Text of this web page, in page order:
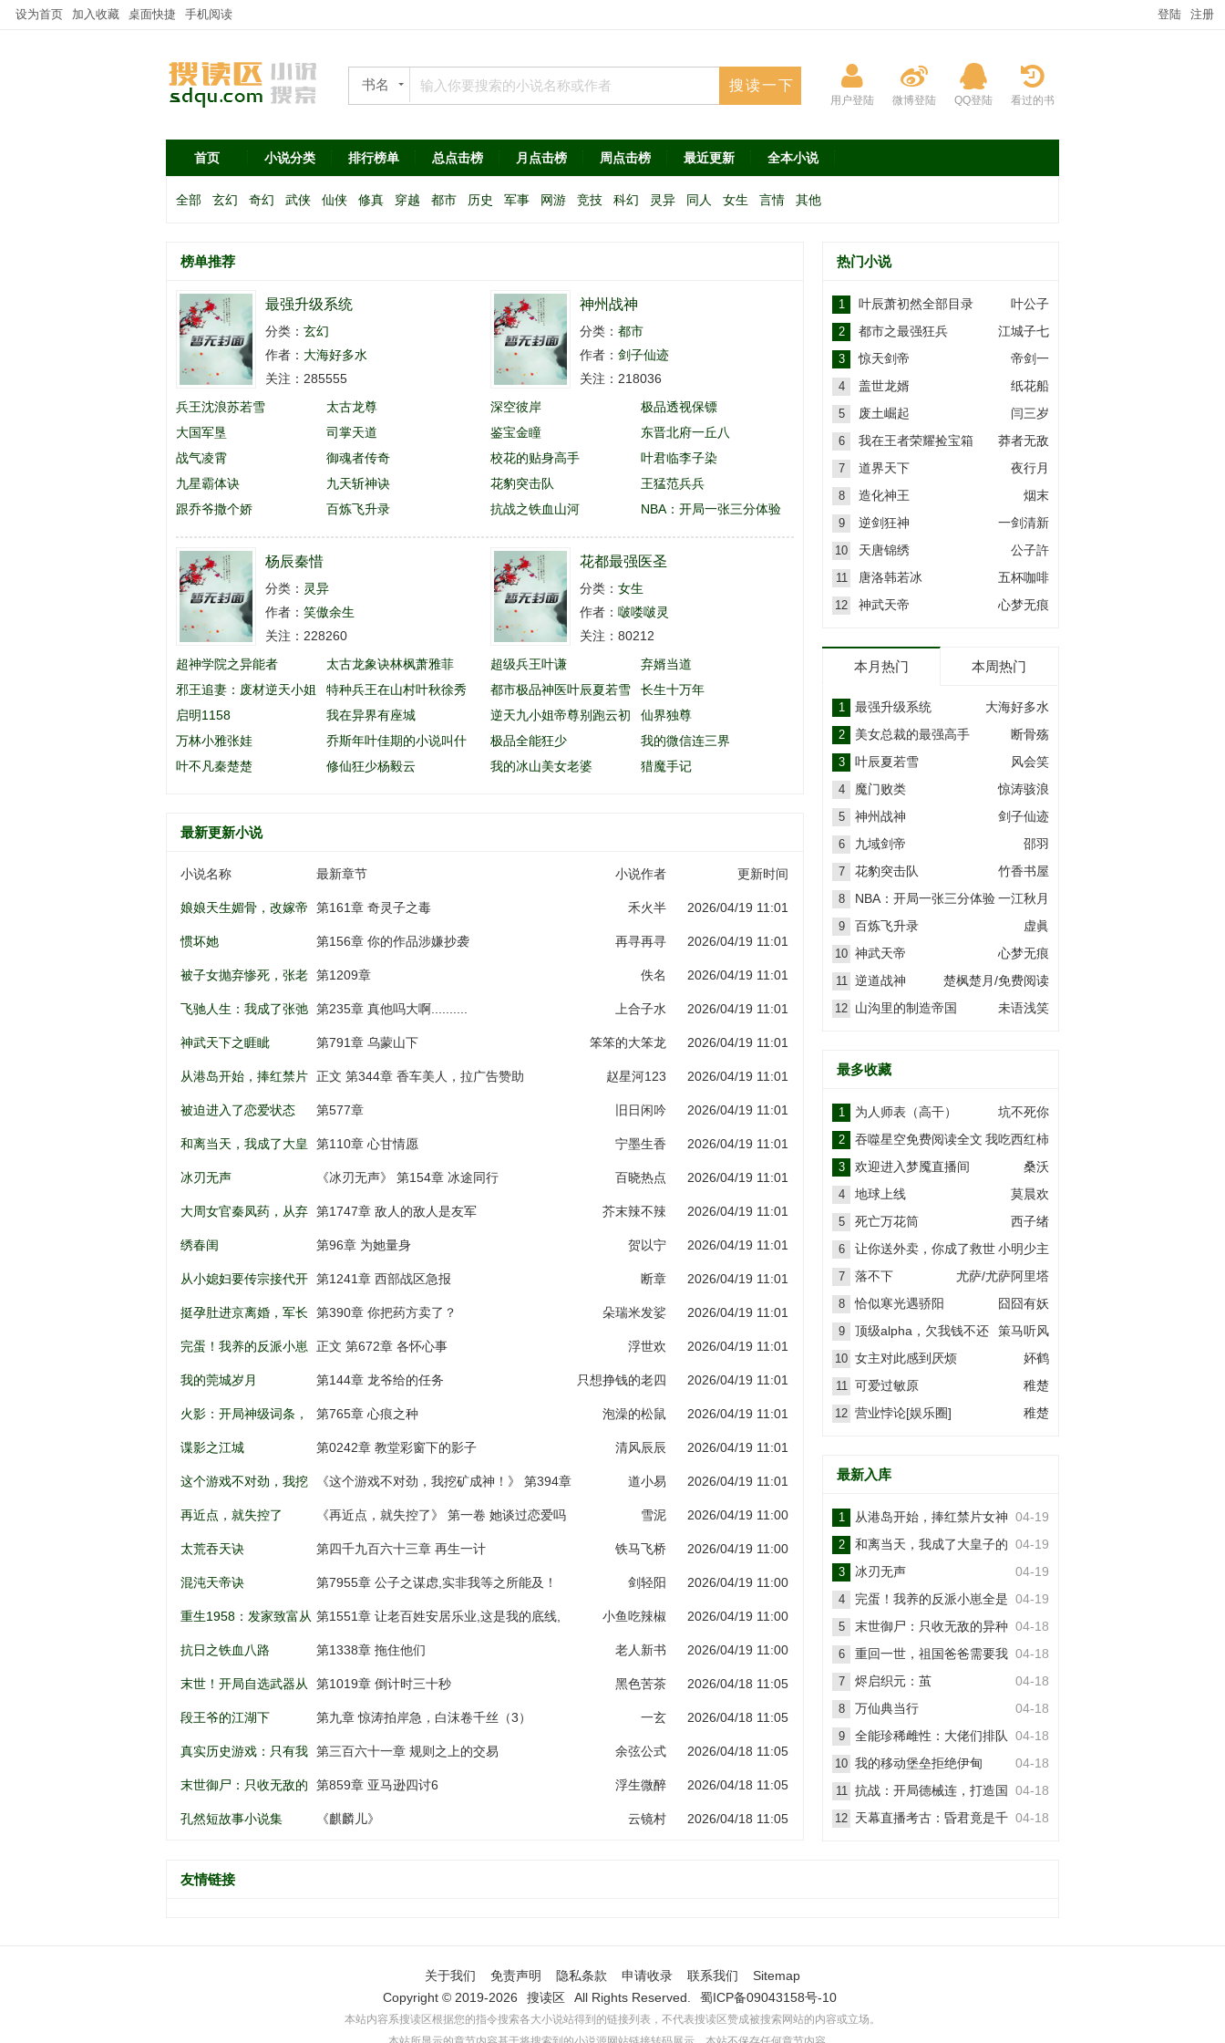
设为首页 加入收藏 桌面快捷 手机阅读 登陆 注册
书名
看过的书
QQ登陆
微博登陆
用户登陆
首页 小说分类 排行榜单 总点击榜 月点击榜 周点击榜 最近更新 全本小说
全部 玄幻 奇幻 武侠 仙侠 修真 穿越 都市 历史 军事 网游 竞技 科幻 灵异 同人 女生 言情 其他
榜单推荐
最强升级系统
分类： 玄幻
作者： 大海好多水
关注：285555
兵王沈浪苏若雪
太古龙尊
大国军垦
司掌天道
战气凌霄
御魂者传奇
九星霸体诀
九天斩神诀
跟乔爷撒个娇
百炼飞升录
神州战神
分类： 都市
作者： 剑子仙迹
关注：218036
深空彼岸
极品透视保镖
鉴宝金瞳
东晋北府一丘八
校花的贴身高手
叶君临李子染
花豹突击队
王猛范兵兵
抗战之铁血山河
NBA：开局一张三分体验
卡
杨辰秦惜
分类： 灵异
作者： 笑傲余生
关注：228260
超神学院之异能者
太古龙象诀林枫萧雅菲
邪王追妻：废材逆天小姐
特种兵王在山村叶秋徐秀
英
启明1158
我在异界有座城
万林小雅张娃
乔斯年叶佳期的小说叫什
么名字
叶不凡秦楚楚 修仙狂少杨毅云
花都最强医圣
分类： 女生
作者： 啵喽啵灵
关注：80212
超级兵王叶谦
弃婿当道
都市极品神医叶辰夏若雪
孙怡
长生十万年
逆天九小姐帝尊别跑云初
玖
仙界独尊
极品全能狂少
我的微信连三界
我的冰山美女老婆
猎魔手记
最新更新小说
小说名称 最新章节 小说作者 更新时间
娘娘天生媚骨，改嫁帝
王一夜孕吐
第161章 奇灵子之毒 禾火半 2026/04/19 11:01
惯坏她 第156章 你的作品涉嫌抄袭 再寻再寻 2026/04/19 11:01
被子女抛弃惨死，张老
太重生八零
第1209章 佚名 2026/04/19 11:01
飞驰人生：我成了张弛
亲弟弟
第235章 真他吗大啊.......... 上合子水 2026/04/19 11:01
神武天下之睚眦 第791章 乌蒙山下 笨笨的大笨龙 2026/04/19 11:01
从港岛开始，捧红禁片
女神
正文 第344章 香车美人，拉广告赞助 赵星河123 2026/04/19 11:01
被迫进入了恋爱状态 第577章 旧日闲吟 2026/04/19 11:01
和离当天，我成了大皇
子的掌上娇
第110章 心甘情愿 宁墨生香 2026/04/19 11:01
冰刃无声 《冰刃无声》 第154章 冰途同行 百晓热点 2026/04/19 11:01
大周女官秦凤药，从弃
儿到权利巅
第1747章 敌人的敌人是友军 芥末辣不辣 2026/04/19 11:01
绣春闺 第96章 为她量身 贺以宁 2026/04/19 11:01
从小媳妇要传宗接代开
始
第1241章 西部战区急报 断章 2026/04/19 11:01
挺孕肚进京离婚，军长
低头轻声哄
第390章 你把药方卖了？ 朵瑞米发娑 2026/04/19 11:01
完蛋！我养的反派小崽
全是大佬
正文 第672章 各怀心事 浮世欢 2026/04/19 11:01
我的莞城岁月 第144章 龙爷给的任务 只想挣钱的老四 2026/04/19 11:01
火影：开局神级词条，
忍界破大防
第765章 心痕之种 泡澡的松鼠 2026/04/19 11:01
谍影之江城 第0242章 教堂彩窗下的影子 清风辰辰 2026/04/19 11:01
这个游戏不对劲，我挖
矿成神！
《这个游戏不对劲，我挖矿成神！》 第394章
打劫，天意百战图录（第六更！）
道小易 2026/04/19 11:01
再近点，就失控了 《再近点，就失控了》 第一卷 她谈过恋爱吗 雪泥 2026/04/19 11:00
太荒吞天诀 第四千九百六十三章 再生一计 铁马飞桥 2026/04/19 11:00
混沌天帝诀 第7955章 公子之谋虑,实非我等之所能及！ 剑轻阳 2026/04/19 11:00
重生1958：发家致富从
南锣鼓巷开始
第1551章 让老百姓安居乐业,这是我的底线,
谁动谁死
小鱼吃辣椒 2026/04/19 11:00
抗日之铁血八路 第1338章 拖住他们 老人新书 2026/04/19 11:00
末世！开局自选武器从
黑道到军阀
第1019章 倒计时三十秒 黑色苦茶 2026/04/18 11:05
段王爷的江湖下 第九章 惊涛拍岸急，白沫卷千丝（3） 一玄 2026/04/18 11:05
真实历史游戏：只有我
知道剧情
第三百六十一章 规则之上的交易 余弦公式 2026/04/18 11:05
末世御尸：只收无敌的
异种丧尸
第859章 亚马逊四讨6 浮生微醉 2026/04/18 11:05
孔然短故事小说集 《麒麟儿》 云镜村 2026/04/18 11:05
热门小说
1 叶公子
叶辰萧初然全部目录
2 江城子七
都市之最强狂兵
3 帝剑一
惊天剑帝
4 纸花船
盖世龙婿
5 闫三岁
废土崛起
6 莽者无敌
我在王者荣耀捡宝箱
7 夜行月
道界天下
8 烟末
造化神王
9 一剑清新
逆剑狂神
10 公子許
天唐锦绣
11 五杯咖啡
唐洛韩若冰
12 心梦无痕
神武天帝
本月热门 本周热门
1 大海好多水
最强升级系统
2 断骨殇
美女总裁的最强高手
3 风会笑
叶辰夏若雪
4 惊涛骇浪
魔门败类
5 剑子仙迹
神州战神
6 邵羽
九域剑帝
7 竹香书屋
花豹突击队
8 一江秋月
NBA：开局一张三分体验
卡
9 虚眞
百炼飞升录
10 心梦无痕
神武天帝
11 楚枫楚月/免费阅读
逆道战神
12 未语浅笑
山沟里的制造帝国
最多收藏
1 坑不死你
为人师表（高干）
2 我吃西红柿
吞噬星空免费阅读全文
3 桑沃
欢迎进入梦魇直播间
4 莫晨欢
地球上线
5 西子绪
死亡万花筒
6 小明少主
让你送外卖，你成了救世
主？
7 尤萨/尤萨阿里塔
落不下
8 囧囧有妖
恰似寒光遇骄阳
9 策马听风
顶级alpha，欠我钱不还
10 妚鹤
女主对此感到厌烦
11 稚楚
可爱过敏原
12 稚楚
营业悖论[娱乐圈]
最新入库
1 04-19
从港岛开始，捧红禁片女神
2 04-19
和离当天，我成了大皇子的
掌上娇
3 04-19
冰刃无声
4 04-19
完蛋！我养的反派小崽全是
大佬
5 04-18
末世御尸：只收无敌的异种
丧尸
6 04-18
重回一世，祖国爸爸需要我
7 04-18
烬启织元：茧
8 04-18
万仙典当行
9 04-18
全能珍稀雌性：大佬们排队
想嫁她
10 04-18
我的移动堡垒拒绝伊甸
11 04-18
抗战：开局德械连，打造国
之劲旅
12 04-18
天幕直播考古：昏君竟是千
友情链接
关于我们 免责声明 隐私条款 申请收录 联系我们
Sitemap
Copyright © 2019-2026
搜读区 All Rights Reserved. 蜀ICP备09043158号-10
本站内容系搜读区根据您的指令搜索各大小说站得到的链接列表，不代表搜读区赞成被搜索网站的内容或立场。